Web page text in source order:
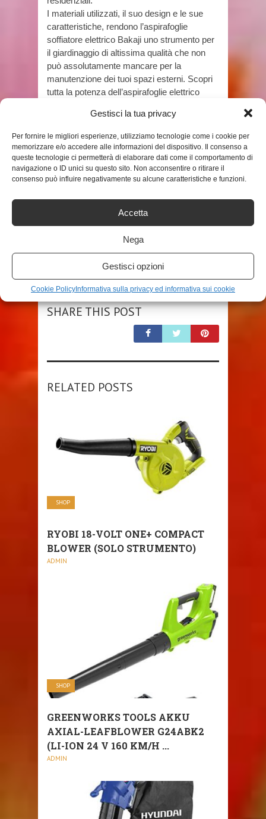
Gestisci la tua privacy
Per fornire le migliori esperienze, utilizziamo tecnologie come i cookie per
memorizzare e/o accedere alle informazioni del dispositivo. Il consenso a
queste tecnologie ci permetterà di elaborare dati come il comportamento di
navigazione o ID unici su questo sito. Non acconsentire o ritirare il
consenso può influire negativamente su alcune caratteristiche e funzioni.
Accetta
Nega
Gestisci opzioni
Cookie Policy Informativa sulla privacy ed informativa sui cookie
I materiali utilizzati, il suo design e le sue
caratteristiche, rendono l’aspirafoglie
soffiatore elettrico Bakaji uno strumento per
il giardinaggio di altissima qualità che non
può assolutamente mancare per la
manutenzione dei tuoi spazi esterni. Scopri
tutta la potenza dell’aspirafoglie elettrico
49,90 €
(alla data del Oct 04, 2020 19:59:22 UTC – )
SHARE THIS POST
RELATED POSTS
SHOP
RYOBI 18-VOLT ONE+ COMPACT
BLOWER (SOLO STRUMENTO)
ADMIN
SHOP
GREENWORKS TOOLS AKKU
AXIAL-LEAFBLOWER G24ABK2
(LI-ION 24 V 160 KM/H ...
ADMIN